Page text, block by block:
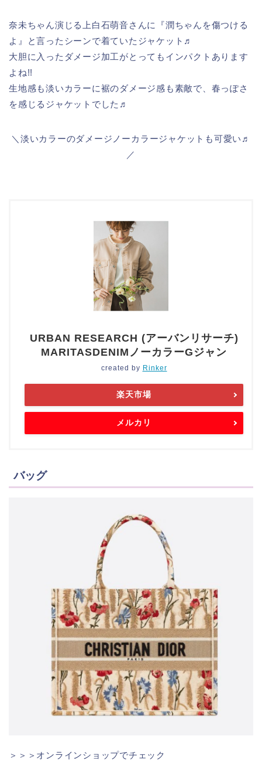
奈未ちゃん演じる上白石萌音さんに『潤ちゃんを傷つける
よ』と言ったシーンで着ていたジャケット♬
大胆に入ったダメージ加工がとってもインパクトあります
よね!!
生地感も淡いカラーに裾のダメージ感も素敵で、春っぽさ
を感じるジャケットでした♬
＼淡いカラーのダメージノーカラージャケットも可愛い♬
／
URBAN RESEARCH (アーバンリサーチ)
MARITASDENIMノーカラーGジャン
created by Rinker
楽天市場
メルカリ
バッグ
＞＞＞オンラインショップでチェック